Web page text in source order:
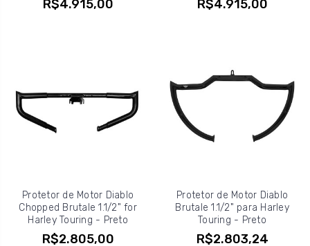
R$4.915,00 R$4.915,00
Protetor de Motor Diablo
Chopped Brutale 1.1/2" for
Harley Touring - Preto
R$2.805,00
Protetor de Motor Diablo
Brutale 1.1/2" para Harley
Touring - Preto
R$2.803,24